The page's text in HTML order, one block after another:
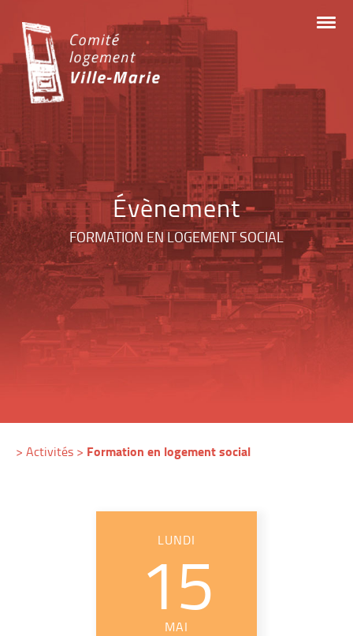
content
Évènement
FORMATION EN LOGEMENT SOCIAL
>Activités > Formation en logement social
LUNDI
15
MAI